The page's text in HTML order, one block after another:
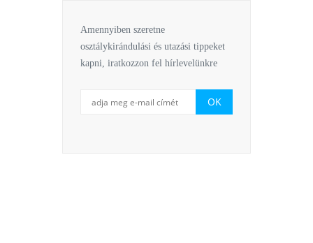
Amennyiben szeretne
osztálykirándulási és utazási tippeket
kapni, iratkozzon fel hírlevelünkre